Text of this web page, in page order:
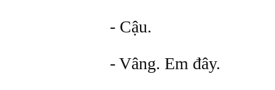
- Cậu.
- Vâng. Em đây.